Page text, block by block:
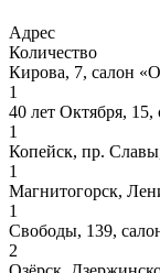
Адрес
Количество
Кирова, 7, салон
1
40 лет Октября,
1
Копейск, пр.
1
Магнитогорск,
1
Свободы, 139,
2